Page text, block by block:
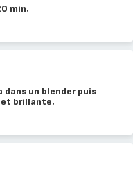
min.
un blender puis
et brillante.